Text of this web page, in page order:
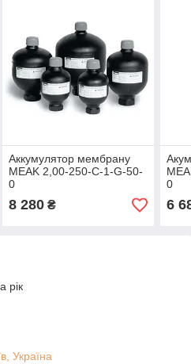
Аккумулятор мембрану
MEAK 2,00-250-C-1-G-50-
0
8 280₴
0
6
рік
Україна